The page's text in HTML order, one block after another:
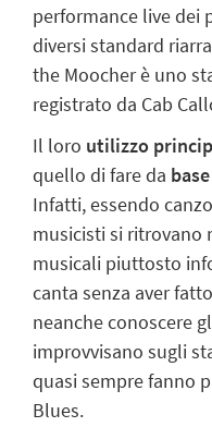
performance live dei
diversi standard
the Moocher è uno
registrato da Cab
Il loro utilizzo
quello di fare da
Infatti, essendo
musicisti si ritrovano
musicali piuttosto
canta senza aver
neanche conoscere
improvvisano sugli
quasi sempre fanno
Blues.